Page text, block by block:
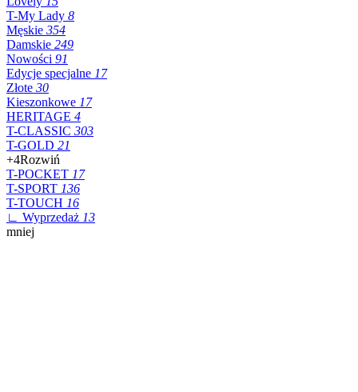
T-My Lady 8
Męskie 354
Damskie 249
Nowości 91
Edycje specjalne 17
Złote 30
Kieszonkowe 17
HERITAGE 4
T-CLASSIC 303
T-GOLD 21
+4Rozwiń
T-POCKET 17
T-SPORT 136
T-TOUCH 16
∟ Wyprzedaż 13
mniej